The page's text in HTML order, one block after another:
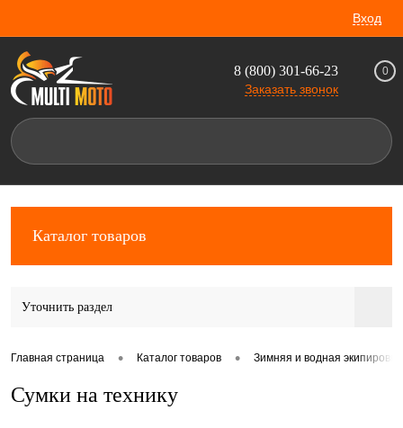
Вход
8 (800) 301-66-23
Заказать звонок
0
Каталог товаров
Уточнить раздел
Главная страница • Каталог товаров • Зимняя и водная
Сумки на технику